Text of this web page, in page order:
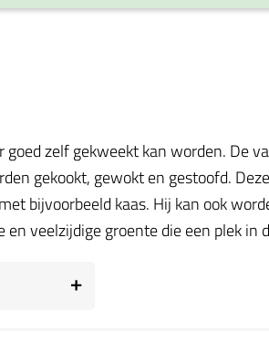
zelf gekweekt kan worden. De
gekookt, gewokt en gestoofd.
bijvoorbeeld kaas. Hij kan ook
veelzijdige groente die een plek in